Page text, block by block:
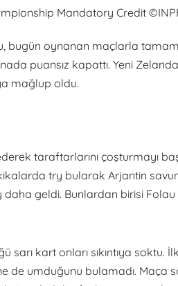
Mandatory Credit
bugün oynanan maçlarla
puansız kapattı. Yeni
mağlup oldu.
taraftarlarını çoşturmayı
try bularak Arjantin
daha geldi. Bunlardan birisi
sarı kart onları sıkıntıya soktu.
de umduğunu bulamadı.